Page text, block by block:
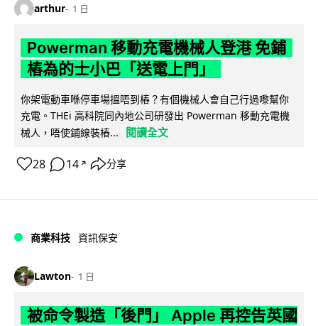
arthur 1 日
Powerman 移動充電機械人登港 免鋪
樁為的士小巴「送電上門」
你架電動車喺停車場搵唔到樁？有個機械人會自己行過嚟幫你
充電。THEi 高科院同內地公司研發出 Powerman 移動充電機
械人，唔使鋪線裝樁...
閱讀全文
28 14 ↗ 分享
商業科技 資訊保安
Lawton 1 日
被命令製造「後門」 Apple 再控告英國